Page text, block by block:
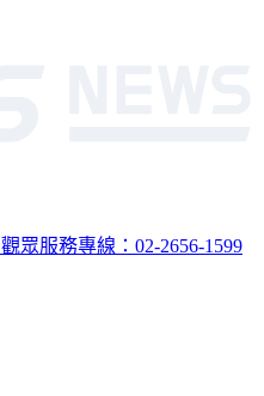
觀眾服務專線：02-2656-1599